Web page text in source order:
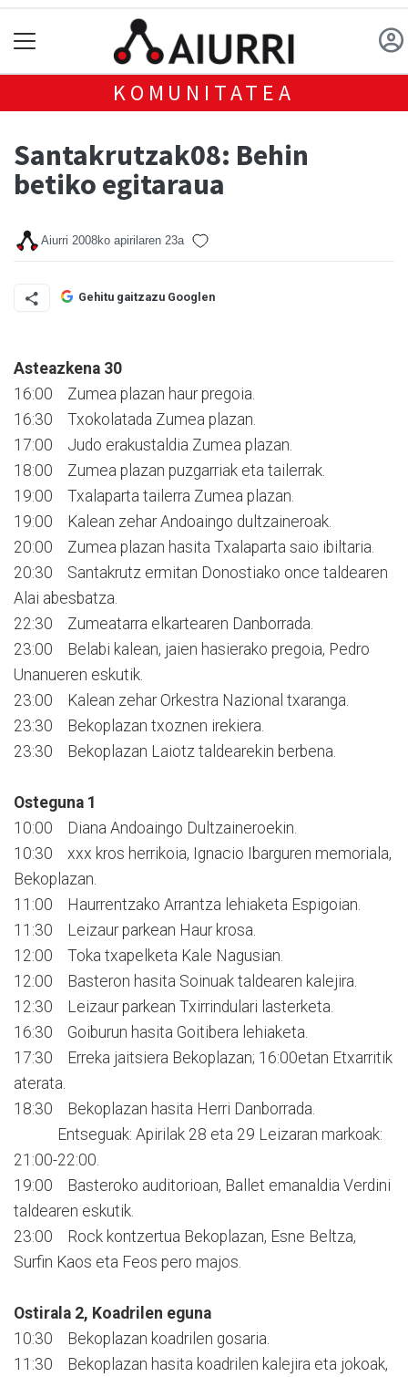
KOMUNITATEA
Santakrutzak08: Behin
betiko egitaraua
Aiurri 2008ko apirilaren 23a
Gehitu gaitzazu Googlen
Asteazkena 30
16:00 Zumea plazan haur pregoia.
16:30 Txokolatada Zumea plazan.
17:00 Judo erakustaldia Zumea plazan.
18:00 Zumea plazan puzgarriak eta tailerrak.
19:00 Txalaparta tailerra Zumea plazan.
19:00 Kalean zehar Andoaingo dultzaineroak.
20:00 Zumea plazan hasita Txalaparta saio ibiltaria.
20:30 Santakrutz ermitan Donostiako once taldearen
Alai abesbatza.
22:30 Zumeatarra elkartearen Danborrada.
23:00 Belabi kalean, jaien hasierako pregoia, Pedro
Unanueren eskutik.
23:00 Kalean zehar Orkestra Nazional txaranga.
23:30 Bekoplazan txoznen irekiera.
23:30 Bekoplazan Laiotz taldearekin berbena.
Osteguna 1
10:00 Diana Andoaingo Dultzaineroekin.
10:30 xxx kros herrikoia, Ignacio Ibarguren memoriala,
Bekoplazan.
11:00 Haurrentzako Arrantza lehiaketa Espigoian.
11:30 Leizaur parkean Haur krosa.
12:00 Toka txapelketa Kale Nagusian.
12:00 Basteron hasita Soinuak taldearen kalejira.
12:30 Leizaur parkean Txirrindulari lasterketa.
16:30 Goiburun hasita Goitibera lehiaketa.
17:30 Erreka jaitsiera Bekoplazan; 16:00etan Etxarritik
aterata.
18:30 Bekoplazan hasita Herri Danborrada.
Entseguak: Apirilak 28 eta 29 Leizaran markoak:
21:00-22:00.
19:00 Basteroko auditorioan, Ballet emanaldia Verdini
taldearen eskutik.
23:00 Rock kontzertua Bekoplazan, Esne Beltza,
Surfin Kaos eta Feos pero majos.
Ostirala 2, Koadrilen eguna
10:30 Bekoplazan koadrilen gosaria.
11:30 Bekoplazan hasita koadrilen kalejira eta jokoak,